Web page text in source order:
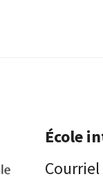
École
Courriel